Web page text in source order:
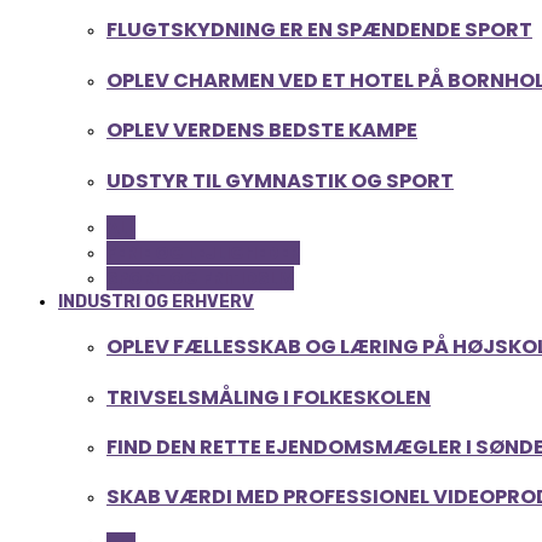
FLUGTSKYDNING ER EN SPÆNDENDE SPORT
OPLEV CHARMEN VED ET HOTEL PÅ
OPLEV VERDENS BEDSTE KAMPE
UDSTYR TIL GYMNASTIK OG SPORT
INDUSTRI OG ERHVERV
OPLEV FÆLLESSKAB OG LÆRING PÅ
TRIVSELSMÅLING I FOLKESKOLEN
FIND DEN RETTE EJENDOMSMÆGLER I
SKAB VÆRDI MED PROFESSIONEL